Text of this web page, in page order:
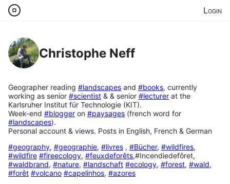
Login
Christophe Neff
Geographer reading #landscapes and #books, currently
working as senior #scientist & & senior #lecturer at the
Karlsruher Institut für Technologie (KIT).
Week-end #blogger on #paysages (french word for
#landscapes).
Personal account & views. Posts in English, French & German
#geography, #geographie, #livres , #Bücher, #wildfires,
#wildfire #fireecology, #feuxdeforêts,#Incendiedefôret,
#waldbrand, #nature, #landschaft #ecology, #forest, #wald,
#forêt #volcano #capelinhos, #azores